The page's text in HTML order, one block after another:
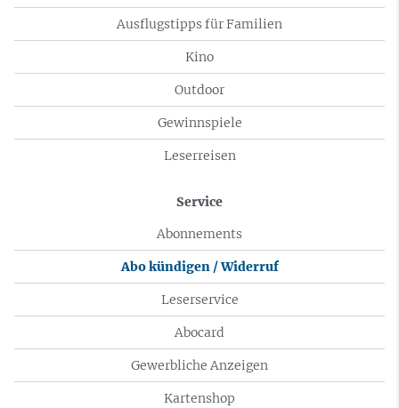
Ausflugstipps für Familien
Kino
Outdoor
Gewinnspiele
Leserreisen
Service
Abonnements
Abo kündigen / Widerruf
Leserservice
Abocard
Gewerbliche Anzeigen
Kartenshop